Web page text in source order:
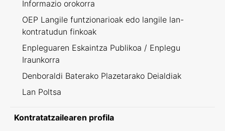
Informazio orokorra
OEP Langile funtzionarioak edo langile lan-
kontratudun finkoak
Enpleguaren Eskaintza Publikoa / Enplegu
Iraunkorra
Denboraldi Baterako Plazetarako Deialdiak
Lan Poltsa
Kontratatzailearen profila